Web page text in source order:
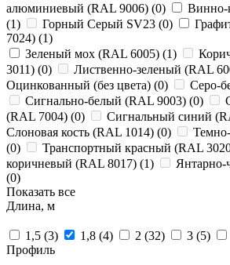
алюминиевый (RAL 9006) (0)
Винно-
(1) Горный Серый SV23 (0)
7024) (1)
Зеленый мох (RAL 6005) (1)
3011) (0) Лиственно-зеленый (RAL
Оцинкованный (без цвета) (0) Серо-
Сигнально-белый (RAL 9003) (0)
(RAL 7004) (0) Сигнальный синий
Слоновая кость (RAL 1014) (0)
(0) Транспортный красный (RAL
коричневый (RAL 8017) (1)
(0)
Показать все
Длина, м
1,5 (3) 1,8 (4) 2 (32) 3 (5)
Профиль